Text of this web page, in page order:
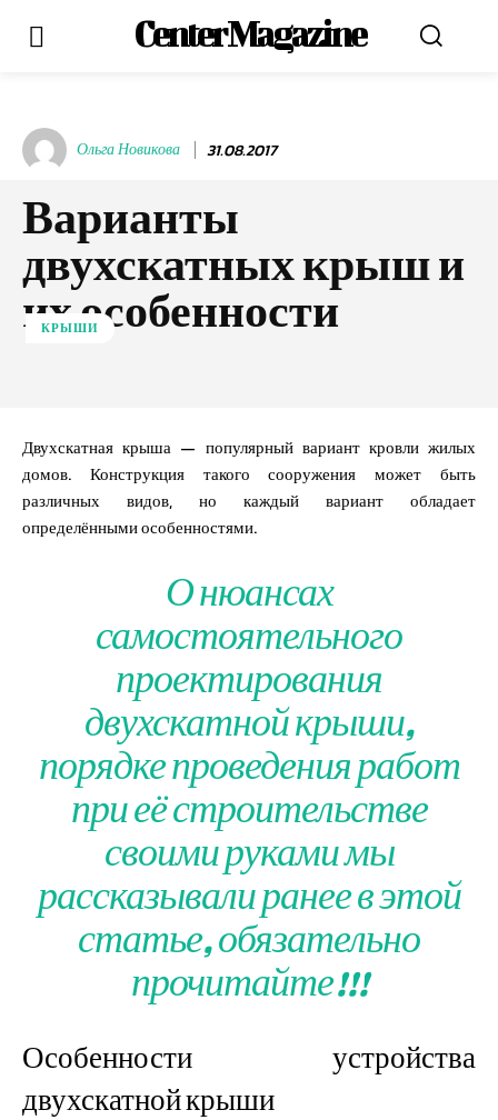
Center Magazine
Ольга Новикова 31.08.2017
Варианты
двухскатных крыш и
их особенности
КРЫШИ
Двухскатная крыша — популярный вариант кровли жилых
домов. Конструкция такого сооружения может быть
различных видов, но каждый вариант обладает
определёнными особенностями.
О нюансах
самостоятельного
проектирования
двухскатной крыши,
порядке проведения работ
при её строительстве
своими руками мы
рассказывали ранее вэтой
статье, обязательно
прочитайте!!!
Особенности устройства
двухскатной крыши